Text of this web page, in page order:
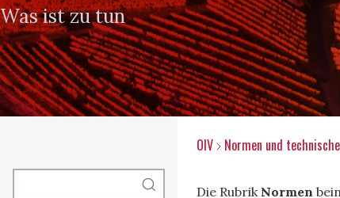
Was ist zu tun
OIV Normen und
Die Rubrik Normen